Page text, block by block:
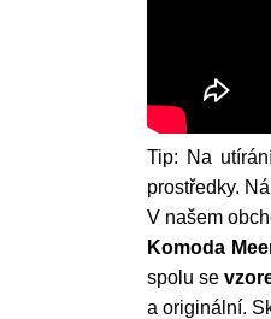
Tip: Na
prostředky.
V našem
Komoda
spolu se
a originální.